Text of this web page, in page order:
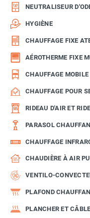
NEUTRALISEUR
HYGIÈNE
CHAUFFAGE FIXE
AÉROTHERME FIXE
CHAUFFAGE
CHAUFFAGE POUR
RIDEAU D'AIR ET
PARASOL
CHAUFFAGE
CHAUDIÈRE À AIR
VENTILO-
PLAFOND
PLANCHER ET